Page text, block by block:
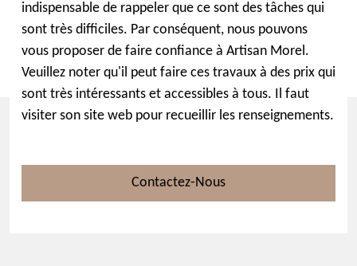
indispensable de rappeler que ce sont des tâches qui
sont très difficiles. Par conséquent, nous pouvons
vous proposer de faire confiance à Artisan Morel.
Veuillez noter qu'il peut faire ces travaux à des prix qui
sont très intéressants et accessibles à tous. Il faut
visiter son site web pour recueillir les renseignements.
Contactez-Nous